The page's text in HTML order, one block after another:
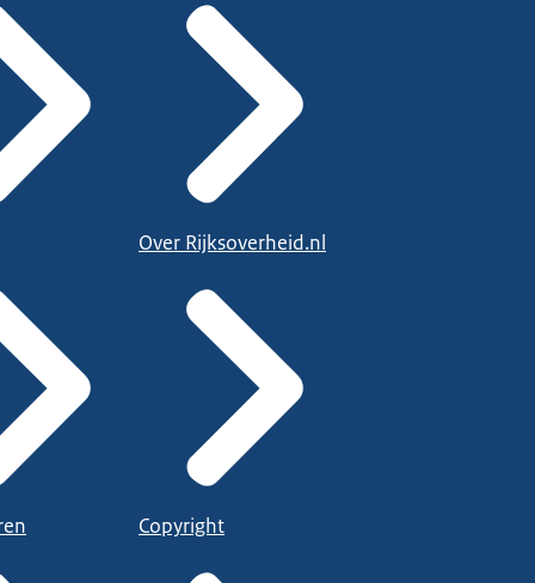
Over Rijksoverheid.nl
Copyright